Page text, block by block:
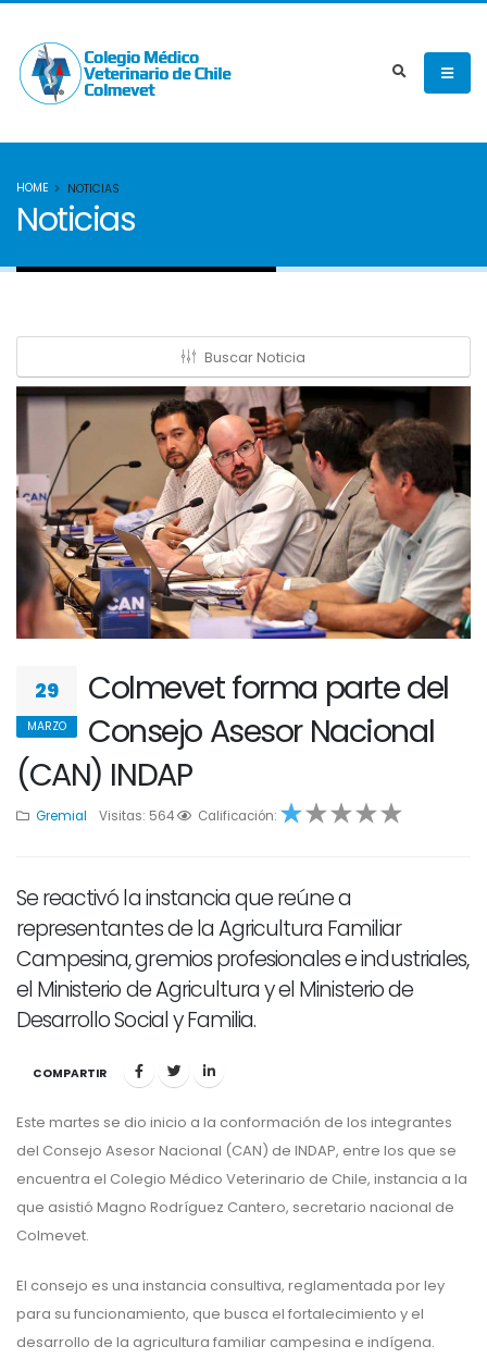
HOME NOTICIAS
Noticias
Buscar Noticia
29
MARZO
Colmevet forma parte del
Consejo Asesor Nacional
(CAN) INDAP
Gremial Visitas: 564 Calificación:
1 1 2 3 4
Se reactivó la instancia que reúne a
representantes de la Agricultura Familiar
Campesina, gremios profesionales e industriales,
el Ministerio de Agricultura y el Ministerio de
Desarrollo Social y Familia.
COMPARTIR
Este martes se dio inicio a la conformación de los integrantes
del Consejo Asesor Nacional (CAN) de INDAP, entre los que se
encuentra el Colegio Médico Veterinario de Chile, instancia a la
que asistió Magno Rodríguez Cantero, secretario nacional de
Colmevet.
El consejo es una instancia consultiva, reglamentada por ley
para su funcionamiento, que busca el fortalecimiento y el
desarrollo de la agricultura familiar campesina e indígena.